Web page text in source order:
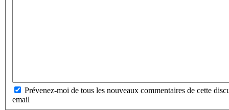
Prévenez-moi de tous les nouveaux commentaires de cette
email